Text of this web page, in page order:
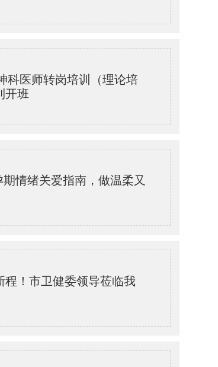
科医师转岗培训（理论培
开班
情绪关爱指南，做温柔又
程！市卫健委领导莅临我